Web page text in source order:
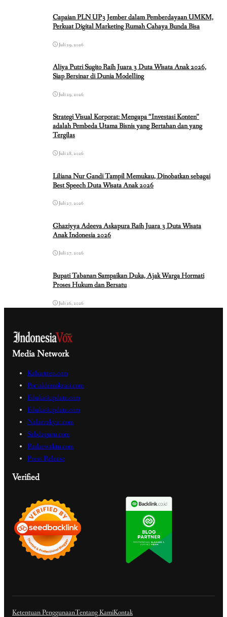
Capaian PLN UP3 Jember dalam Pemberdayaan UMKM,
Perkuat Digital Marketing Rumah Cahaya Bunda Bisa
Juli 29, 2026
Aliya Putri Sugito Raih Juara 3 Duta Wisata Anak 2026,
Siap Bersinar di Dunia Modelling
Juli 29, 2026
Strategi Visual Korporat: Mengapa “Investasi Konten”
adalah Pembeda Utama Bisnis yang Bertahan dan yang
Tergilas
Juli 28, 2026
Liliana Nur Gandi Tampil Memukau, Dinobatkan sebagai
Best Speech Duta Wisata Anak 2026
Juli 27, 2026
Ghaziyya Adeeva Askapura Raih Juara 3 Duta Wisata
Anak Indonesia 2026
Juli 27, 2026
Bupati Tabanan Sampaikan Duka, Ajak Warga Hormati
Proses Hukum dan Bersatu
Juli 26, 2026
Media Network
Kabartren.com
Portaldemokrasi.com
Edukasiupdate.com
Edukasiupdate.com
Nalarrakyat.com
Sabdaguru.com
Radarwaktu.com
Press Release
Verified
Ketentuan PenggunaanTentang KamiKontak